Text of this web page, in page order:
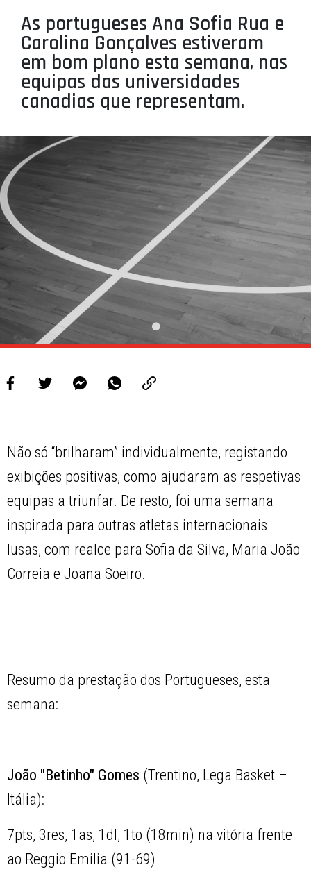
PROJETOS
LIGA BETCLIC MASCULINA
LIGA BETCLIC FEMININA
As portugueses Ana Sofia Rua e
Carolina Gonçalves estiveram
em bom plano esta semana, nas
equipas das universidades
canadias que representam.
Não só “brilharam” individualmente, registando
exibições positivas, como ajudaram as respetivas
equipas a triunfar. De resto, foi uma semana
inspirada para outras atletas internacionais
lusas, com realce para Sofia da Silva, Maria João
Correia e Joana Soeiro.
Resumo da prestação dos Portugueses, esta
semana:
João "Betinho" Gomes (Trentino, Lega Basket –
Itália):
7pts, 3res, 1as, 1dl, 1to (18min) na vitória frente
ao Reggio Emilia (91-69)